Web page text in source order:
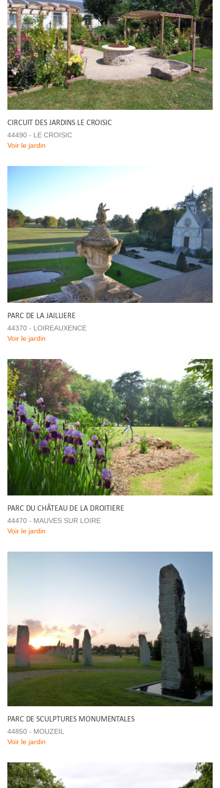
CIRCUIT DES JARDINS LE CROISIC
44490 - LE CROISIC
Voir le jardin
PARC DE LA JAILLIERE
44370 - LOIREAUXENCE
Voir le jardin
PARC DU CHÂTEAU DE LA DROITIERE
44470 - MAUVES SUR LOIRE
Voir le jardin
PARC DE SCULPTURES MONUMENTALES
44850 - MOUZEIL
Voir le jardin